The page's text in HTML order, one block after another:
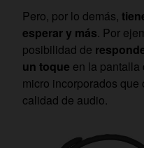
Pero, por lo demás,
esperar y más. Por
posibilidad de
un toque en la pantalla
micro incorporados
calidad de audio.